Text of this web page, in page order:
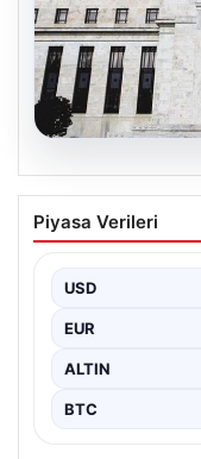
05.08.2026
Fed faizi
{“title”: “ABD
Piyasa Verileri
USD
EUR
ALTIN
BTC